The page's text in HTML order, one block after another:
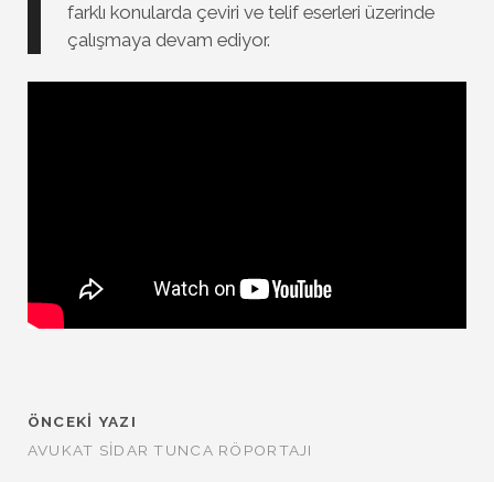
farklı konularda çeviri ve telif eserleri üzerinde
çalışmaya devam ediyor.
ÖNCEKI YAZI
AVUKAT SIDAR TUNCA RÖPORTAJI